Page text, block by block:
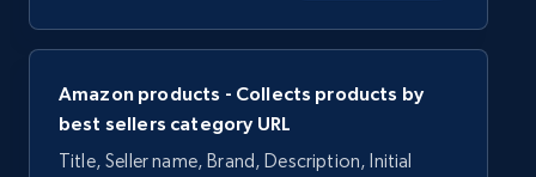
Amazon products - Collects products by
best sellers category URL
Title, Seller name, Brand, Description, Initial